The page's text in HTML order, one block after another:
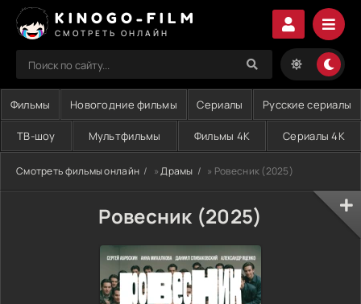
KINOGO-FILM
СМОТРЕТЬ ОНЛАЙН
Фильмы Новогодние фильмы Сериалы Русские сериалы
ТВ-шоу Мультфильмы Фильмы 4K Сериалы 4K
Смотреть фильмы онлайн »Драмы » Ровесник (2025)
Ровесник (2025)